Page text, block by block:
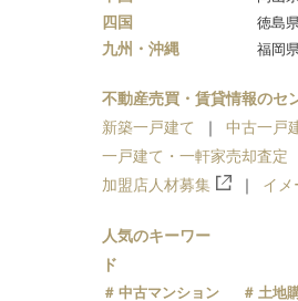
四国 徳島県
九州・沖縄 福岡県
不動産売買・賃貸情報のセ
新築一戸建て
中古一戸
一戸建て・一軒家売却査定
加盟店人材募集
イメ
人気のキーワー
ド
中古マンション 土地